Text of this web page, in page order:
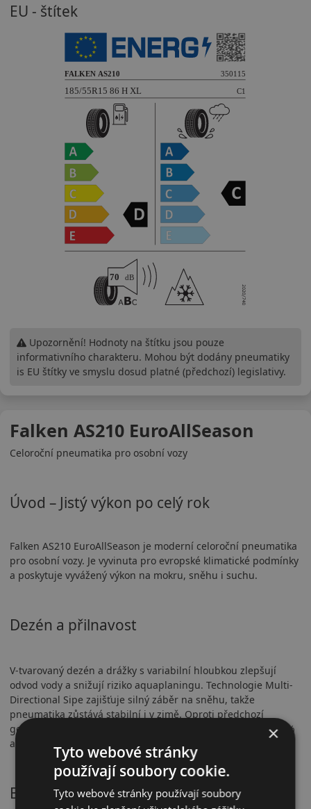
Falken AS210 EuroAllSeason
Celoroční pneumatika pro osobní vozy
Úvod – Jistý výkon po celý rok
Falken AS210 EuroAllSeason je moderní celoroční pneumatika
pro osobní vozy. Je vyvinuta pro evropské klimatické podmínky
a poskytuje vyvážený výkon na mokru, sněhu i suchu.
Dezén a přilnavost
V-tvarovaný dezén a drážky s variabilní hloubkou zlepšují
odvod vody a snižují riziko aquaplaningu. Technologie Multi-
Directional Sipe zajišťuje silný záběr na sněhu, takže
pneumatika zůstává stabilní i v zimě. Oproti předchozí
generaci došlo ke zlepšení ochrany proti aquaplaningu o 8 %
a brzdění na mokru o 6 %.
Bezpečnostní vlastnosti
EU - štítek
Upozornění! Hodnoty na štítku jsou pouze
informativního charakteru. Mohou být dodány pneumatiky
is EU štítky ve smyslu dosud platné (předchozí) legislativy.
×
Tyto webové stránky
používají soubory cookie.
Tyto webové stránky používají soubory